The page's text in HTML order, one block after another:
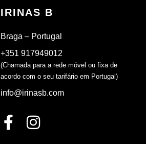
IRINAS B
Braga – Portugal
+351 917949012
(Chamada para a rede móvel ou fixa de
acordo com o seu tarifário em Portugal)
info@irinasb.com